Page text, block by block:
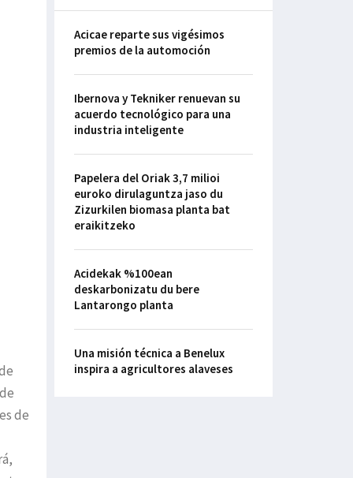
de
Acicae reparte sus vigésimos
premios de la automoción
Ibernova y Tekniker renuevan su
acuerdo tecnológico para una
industria inteligente
Papelera del Oriak 3,7 milioi
euroko dirulaguntza jaso du
Zizurkilen biomasa planta bat
eraikitzeko
Acidekak %100ean
deskarbonizatu du bere
Lantarongo planta
Una misión técnica a Benelux
inspira a agricultores alaveses